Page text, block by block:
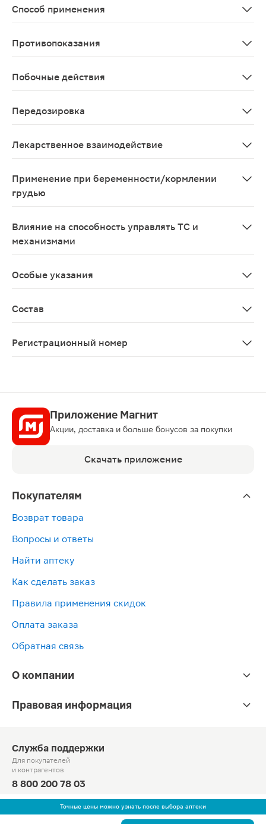
Точные цены можно узнать после выбора аптеки
Способ применения
Противопоказания
Побочные действия
Передозировка
Лекарственное взаимодействие
Применение при беременности/кормлении
грудью
Влияние на способность управлять ТС и
механизмами
Особые указания
Состав
Регистрационный номер
Приложение Магнит
Акции, доставка и больше бонусов за покупки
Скачать приложение
Покупателям
Возврат товара
Вопросы и ответы
Найти аптеку
Как сделать заказ
Правила применения скидок
Оплата заказа
Обратная связь
О компании
Правовая информация
Служба поддержки
Для покупателей
и контрагентов
8 800 200 78 03
Круглосуточно, звонок по России бесплатный